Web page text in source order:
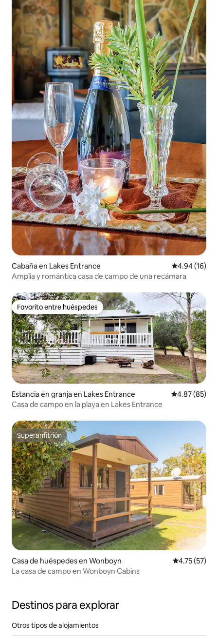
Cabaña en Lakes Entrance Calificación
4.94 (16)
Amplia y romántica casa de campo de una recámara
Favorito entre huéspedes
Favorito entre huéspedes
Estancia en granja en Lakes Entrance Calificación
4.87 (85)
Casa de campo en la playa en Lakes Entrance
Superanfitrión
Superanfitrión
Casa de huéspedes en Wonboyn Calificación
4.75 (57)
La casa de campo en Wonboyn Cabins
Destinos para explorar
Otros tipos de alojamientos